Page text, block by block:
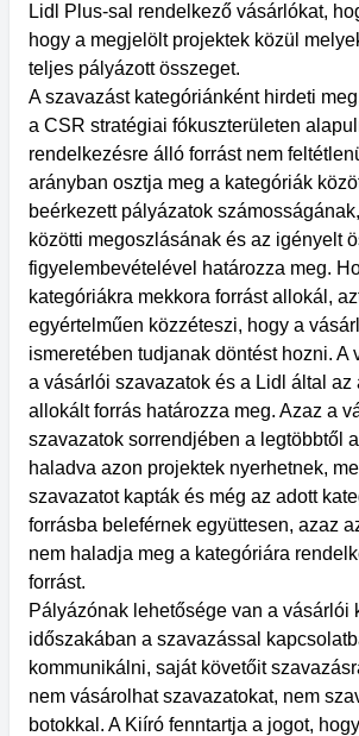
Lidl Plus-sal rendelkező vásárlókat,
hogy a megjelölt projektek közül
teljes pályázott összeget.
A szavazást kategóriánként hirdeti
a CSR stratégiai fókuszterületen
rendelkezésre álló forrást nem
arányban osztja meg a kategóriák
beérkezett pályázatok
közötti megoszlásának és az igényelt
figyelembevételével határozza meg.
kategóriákra mekkora forrást allokál,
egyértelműen közzéteszi, hogy a
ismeretében tudjanak döntést hozni. A
a vásárlói szavazatok és a Lidl által az
allokált forrás határozza meg. Azaz a
szavazatok sorrendjében a legtöbbtől
haladva azon projektek nyerhetnek,
szavazatot kapták és még az adott
forrásba beleférnek együttesen, azaz
nem haladja meg a kategóriára
forrást.
Pályázónak lehetősége van a vásárlói
időszakában a szavazással
kommunikálni, saját követőit
nem vásárolhat szavazatokat, nem
botokkal. A Kiíró fenntartja a jogot,